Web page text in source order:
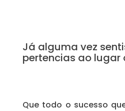
Já alguma vez
pertencias ao lugar
Que todo o sucesso